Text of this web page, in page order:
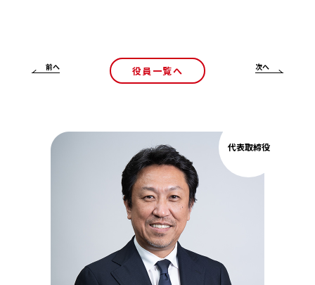
前へ 役員一覧へ 次へ
代表取締役